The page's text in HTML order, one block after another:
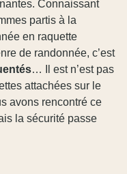
Connaissant
partis à la
en raquette
de randonnée, c’est
… Il est n’est pas
attachées sur le
avons rencontré ce
la sécurité passe